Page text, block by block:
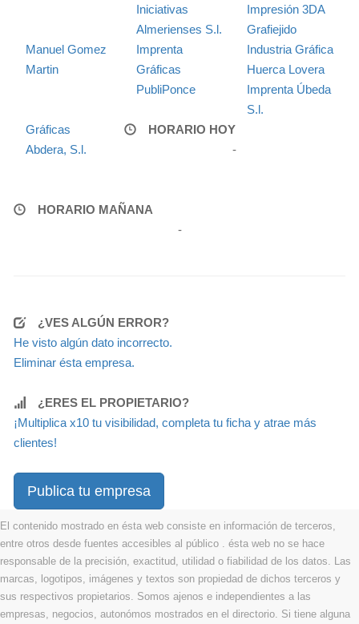
Iniciativas
Almerienses S.l.
Impresión 3DA
Grafiejido
Manuel Gomez
Martin
Imprenta
Gráficas
PubliPonce
Industria Gráfica
Huerca Lovera
Imprenta Úbeda
S.l.
Gráficas
Abdera, S.l.
HORARIO HOY
-
HORARIO MAÑANA
-
¿VES ALGÚN ERROR?
He visto algún dato incorrecto.
Eliminar ésta empresa.
¿ERES EL PROPIETARIO?
¡Multiplica x10 tu visibilidad, completa tu ficha y atrae más
clientes!
Publica tu empresa
El contenido mostrado en ésta web consiste en información de terceros,
entre otros desde fuentes accesibles al público . ésta web no se hace
responsable de la precisión, exactitud, utilidad o fiabilidad de los datos. Las
marcas, logotipos, imágenes y textos son propiedad de dichos terceros y
sus respectivos propietarios. Somos ajenos e independientes a las
empresas, negocios, autonómos mostrados en el directorio. Si tiene alguna